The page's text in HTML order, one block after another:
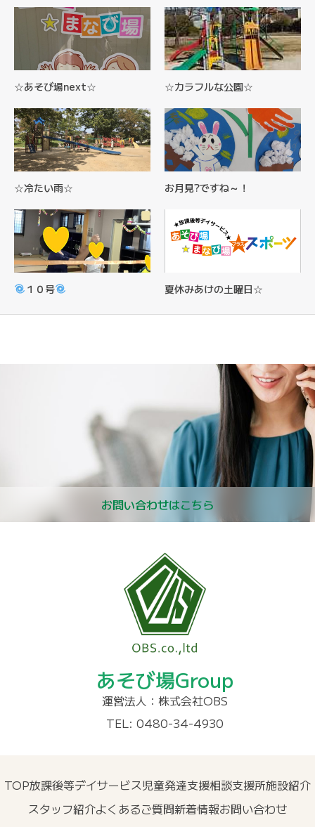
☆あそび場next☆ ☆カラフルな公園☆
☆冷たい雨☆ お月見?ですね～！
１０号 夏休みあけの土曜日☆
お問い合わせはこちら
あそび場Group
運営法人：株式会社OBS
TEL: 0480-34-4930
TOP放課後等デイサービス児童発達支援相談支援所施設紹介
スタッフ紹介よくあるご質問新着情報お問い合わせ